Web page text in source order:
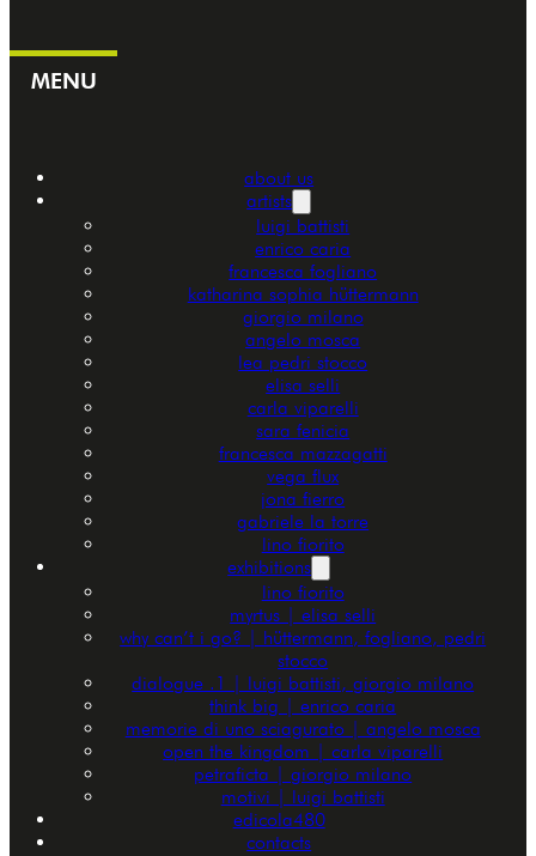
MENU
about us
artists
luigi battisti
enrico caria
francesca fogliano
katharina sophia hüttermann
giorgio milano
angelo mosca
lea pedri stocco
elisa selli
carla viparelli
sara fenicia
francesca mazzagatti
vega flux
jona fierro
gabriele la torre
lino fiorito
exhibitions
lino fiorito
myrtus | elisa selli
why can’t i go? | hüttermann, fogliano, pedri
stocco
dialogue .1 | luigi battisti, giorgio milano
think big | enrico caria
memorie di uno sciagurato | angelo mosca
open the kingdom | carla viparelli
petraficta | giorgio milano
motivi | luigi battisti
edicola480
contacts